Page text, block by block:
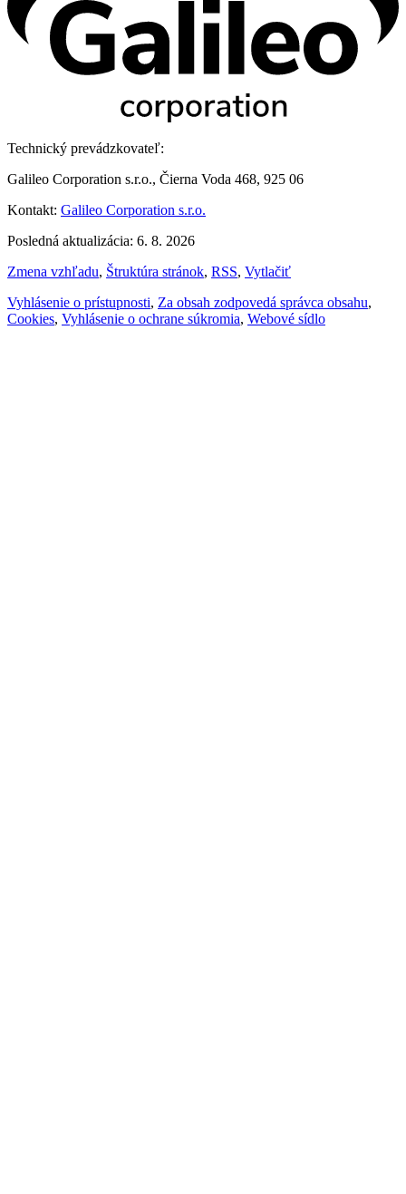
Technický prevádzkovateľ:
Galileo Corporation s.r.o., Čierna Voda 468, 925 06
Kontakt: Galileo Corporation s.r.o.
Posledná aktualizácia: 6. 8. 2026
Zmena vzhľadu, Štruktúra stránok, RSS, Vytlačiť
Vyhlásenie o prístupnosti, Za obsah zodpovedá správca obsahu,
Cookies, Vyhlásenie o ochrane súkromia, Webové sídlo